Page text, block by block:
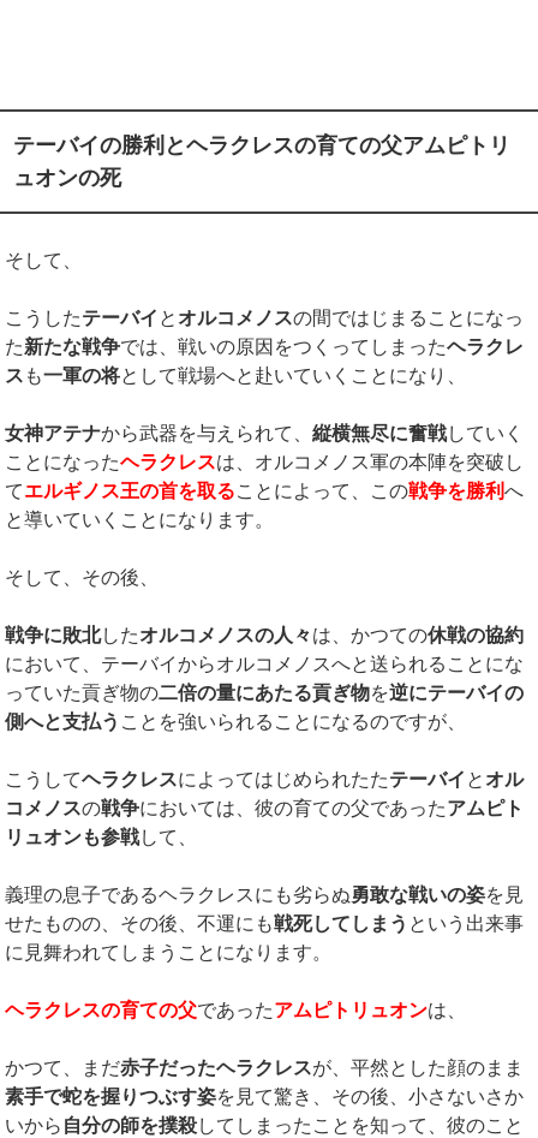
テーバイの勝利とヘラクレスの育ての父アムピトリ
ュオンの死
そして、
こうしたテーバイ と オルコメノスの間ではじまることになっ
た新たな戦争では、戦いの原因をつくってしまったヘラクレ
ス も一軍の将として戦場へと赴いていくことになり、
女神アテナから武器を与えられて、縦横無尽に奮戦していく
ことになったヘラクレスは、オルコメノス軍の本陣を突破し
てエルギノス王の首を取ることによって、この戦争を勝利へ
と導いていくことになります。
そして、その後、
戦争に敗北したオルコメノスの人々は、かつての休戦の協約
において、テーバイからオルコメノスへと送られることにな
っていた貢ぎ物の二倍の量にあたる貢ぎ物を逆にテーバイの
側へと支払う ことを強いられることになるのですが、
こうしてヘラクレスによってはじめられたたテーバイ と オル
コメノスの戦争においては、彼の育ての父であったアムピト
リュオンも参戦して、
義理の息子であるヘラクレスにも劣らぬ勇敢な戦いの姿を見
せたものの、その後、不運にも戦死してしまう という出来事
に見舞われてしまうことになります。
ヘラクレスの育ての父であったアムピトリュオンは、
かつて、まだ赤子だったヘラクレスが、平然とした顔のまま
素手で蛇を握りつぶす姿を見て驚き、その後、小さないさか
いから 自分の師を撲殺してしまったことを知って、彼のこと